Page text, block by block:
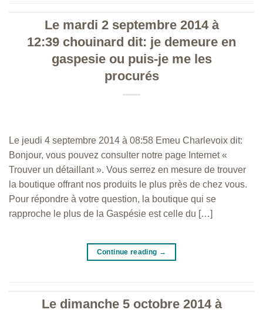
Le mardi 2 septembre 2014 à
12:39 chouinard dit: je demeure en
gaspesie ou puis-je me les
procurés
Le jeudi 4 septembre 2014 à 08:58 Emeu Charlevoix dit:
Bonjour, vous pouvez consulter notre page Internet «
Trouver un détaillant ». Vous serrez en mesure de trouver
la boutique offrant nos produits le plus près de chez vous.
Pour répondre à votre question, la boutique qui se
rapproche le plus de la Gaspésie est celle du […]
Continue reading →
Le dimanche 5 octobre 2014 à